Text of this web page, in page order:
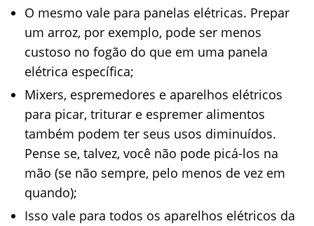
O mesmo vale para panelas elétricas. Prepar
um arroz, por exemplo, pode ser menos
custoso no fogão do que em uma panela
elétrica específica;
Mixers, espremedores e aparelhos elétricos
para picar, triturar e espremer alimentos
também podem ter seus usos diminuídos.
Pense se, talvez, você não pode picá-los na
mão (se não sempre, pelo menos de vez em
quando);
Isso vale para todos os aparelhos elétricos da